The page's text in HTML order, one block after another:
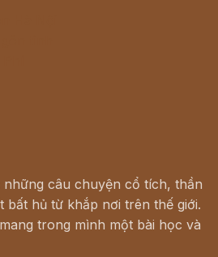
những câu chuyện cổ tích, thần
bất hủ từ khắp nơi trên thế giới.
trong mình một bài học và